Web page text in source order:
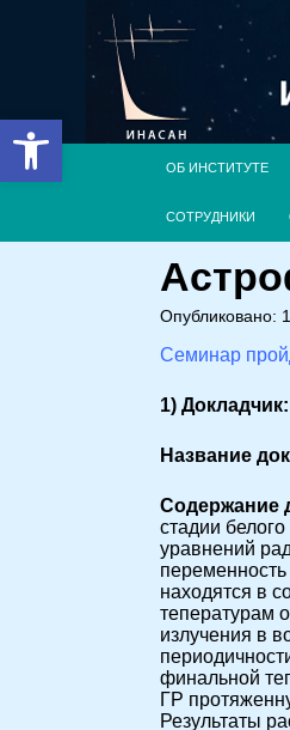
Открыть панель инструментов
ОБ ИНСТИТУТЕ
СОТРУДНИКИ
Опубликовано:
Семинар
1) Докладчик:
Название
Cодержание
стадии
уравнений
находятся в
тепературам
излучения в
финальной
ГР
Результаты